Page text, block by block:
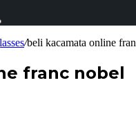
/beli kacamata online
franc nobel